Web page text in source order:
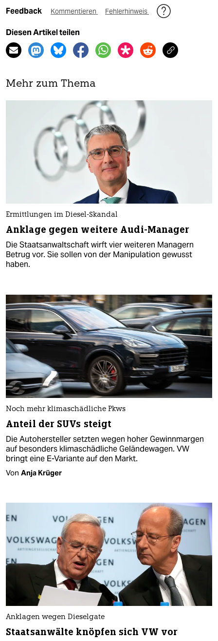
Feedback Kommentieren Fehlerhinweis
Diesen Artikel teilen
Mehr zum Thema
Ermittlungen im Diesel-Skandal
Anklage gegen weitere Audi-Manager
Die Staatsanwaltschaft wirft vier weiteren Managern
Betrug vor. Sie sollen von der Manipulation gewusst
haben.
Noch mehr klimaschädliche Pkws
Anteil der SUVs steigt
Die Autohersteller setzten wegen hoher Gewinnmargen
auf besonders klimaschädliche Geländewagen. VW
bringt eine E-Variante auf den Markt.
Von Anja Krüger
Anklagen wegen Dieselgate
Staatsanwälte knöpfen sich VW vor